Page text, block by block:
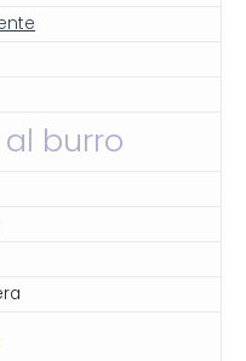
burro